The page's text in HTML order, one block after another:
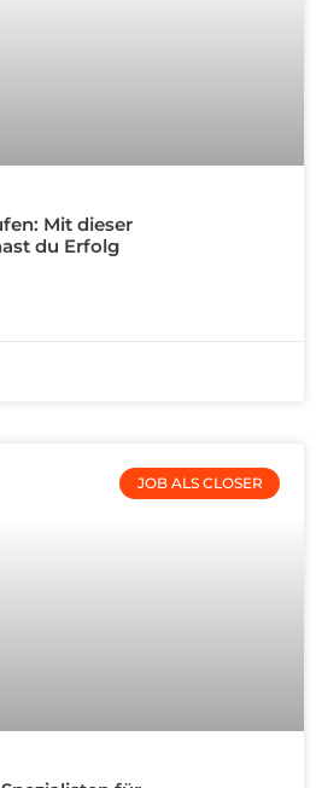
Mit dieser
du Erfolg
JOB ALS CLOSER